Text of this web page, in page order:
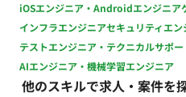
iOSエンジニア・Androidエンジニア
インフラエンジニアセキュリティエン
テストエンジニア・テクニカルサポー
AIエンジニア・機械学習エンジニア
他のスキルで求人・案件を